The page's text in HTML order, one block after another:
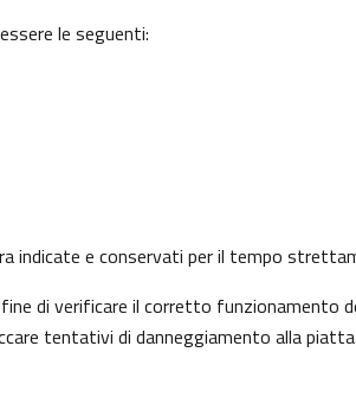
le seguenti:
indicate e conservati per il tempo
di verificare il corretto funzionamento
tentativi di danneggiamento alla